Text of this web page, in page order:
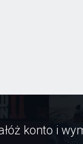
konto i